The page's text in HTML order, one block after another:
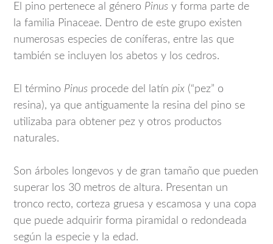
El pino pertenece al género Pinus y forma parte de
la familia Pinaceae. Dentro de este grupo existen
numerosas especies de coníferas, entre las que
también se incluyen los abetos y los cedros.
El término Pinus procede del latín pix (“pez” o
resina), ya que antiguamente la resina del pino se
utilizaba para obtener pez y otros productos
naturales.
Son árboles longevos y de gran tamaño que pueden
superar los 30 metros de altura. Presentan un
tronco recto, corteza gruesa y escamosa y una copa
que puede adquirir forma piramidal o redondeada
según la especie y la edad.